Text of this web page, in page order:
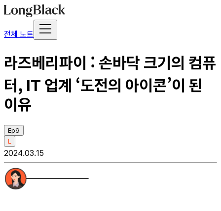
전체 노트
라즈베리파이 : 손바닥 크기의 컴퓨
터, IT 업계 ‘도전의 아이콘’이 된
이유
Ep9
L
2024.03.15